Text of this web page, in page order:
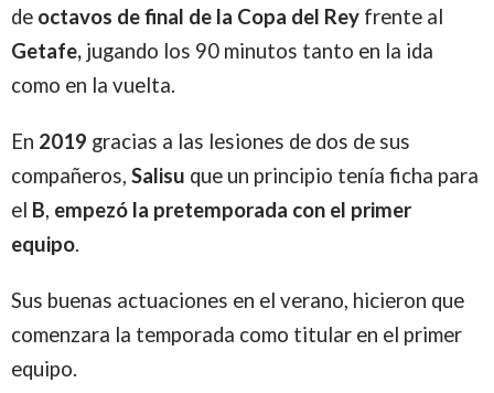
de octavos de final de la Copa del Rey frente al
Getafe, jugando los 90 minutos tanto en la ida
como en la vuelta.
En 2019 gracias a las lesiones de dos de sus
compañeros, Salisu que un principio tenía ficha para
el B, empezó la pretemporada con el primer
equipo.
Sus buenas actuaciones en el verano, hicieron que
comenzara la temporada como titular en el primer
equipo.